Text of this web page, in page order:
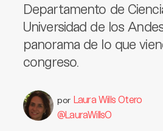
Departamento de
Universidad de los
panorama de lo que
congreso.
por Laura Wills Otero
@LauraWillsO